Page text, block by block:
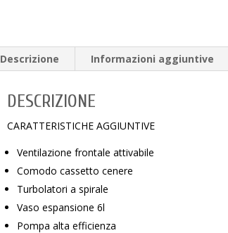
Descrizione Informazioni aggiuntive
DESCRIZIONE
CARATTERISTICHE AGGIUNTIVE
Ventilazione frontale attivabile
Comodo cassetto cenere
Turbolatori a spirale
Vaso espansione 6l
Pompa alta efficienza